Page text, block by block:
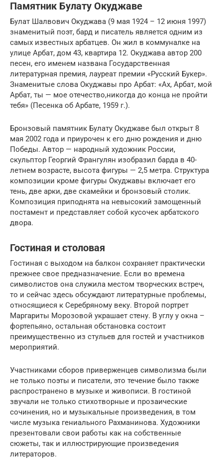
Памятник Булату Окуджаве
Булат Шалвович Окуджава (9 мая 1924 – 12 июня 1997)
знаменитый поэт, бард и писатель является одним из
самых известных арбатцев. Он жил в коммуналке на
улице Арбат, дом 43, квартира 12. Окуджава автор 200
песен, его именем названа Государственная
литературная премия, лауреат премии «Русский Букер».
Знаменитые слова Окуджавы про Арбат: «Ах, Арбат, мой
Арбат, ты — мое отечество,никогда до конца не пройти
тебя» (Песенка об Арбате, 1959 г.).
Бронзовый памятник Булату Окуджаве был открыт 8
мая 2002 года и приурочен к его дню рождения и дню
Победы. Автор — народный художник России,
скульптор Георгий Франгулян изобразил барда в 40-
летнем возрасте, высота фигуры — 2,5 метра. Структура
композиции кроме фигуры Окуджавы включает его
тень, две арки, две скамейки и бронзовый столик.
Композиция приподнята на невысокий замощенный
постамент и представляет собой кусочек арбатского
двора.
Гостиная и столовая
Гостиная с выходом на балкон сохраняет практически
прежнее свое предназначение. Если во времена
символистов она служила местом творческих встреч,
то и сейчас здесь обсуждают литературные проблемы,
относящиеся к Серебряному веку. Второй портрет
Маргариты Морозовой украшает стену. В углу у окна –
фортепьяно, остальная обстановка состоит
преимущественно из стульев для гостей и участников
мероприятий.
Участниками сборов приверженцев символизма были
не только поэты и писатели, это течение было также
распространено в музыке и живописи. В гостиной
звучали не только стихотворные и прозаические
сочинения, но и музыкальные произведения, в том
числе музыка гениального Рахманинова. Художники
презентовали свои работы как на собственные
сюжеты, так и иллюстрирующие произведения
литераторов.